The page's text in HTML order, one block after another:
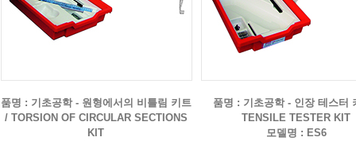
품명 : 기초공학 - 원형에서의 비틀림 키트
/ TORSION OF CIRCULAR SECTIONS
KIT
품명 : 기초공학 - 인장 테스터
TENSILE TESTER KIT
모델명 : ES6